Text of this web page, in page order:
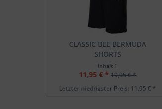
CLASSIC BEE BERMUDA
SHORTS
Inhalt 1
11,95 € * 19,95 € *
Letzter niedrigster Preis: 11,95 € *